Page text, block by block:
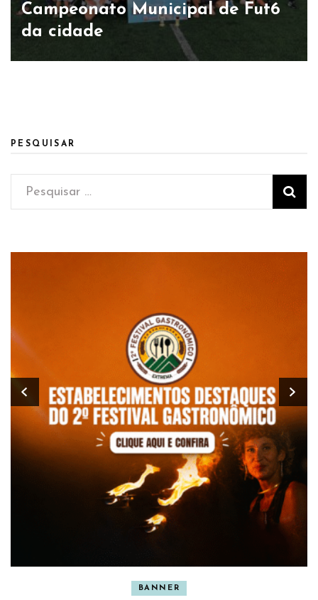
Campeonato Municipal de Fut6
da cidade
PESQUISAR
Pesquisar
por:
BANNER